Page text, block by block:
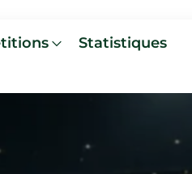
Statistiques